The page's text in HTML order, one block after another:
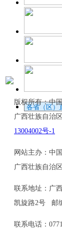
版权所有：中
广西壮族自治
13004002号-1
网站主办：中
广西壮族自治
联系地址：广
凯旋路2号 邮
联系电话：